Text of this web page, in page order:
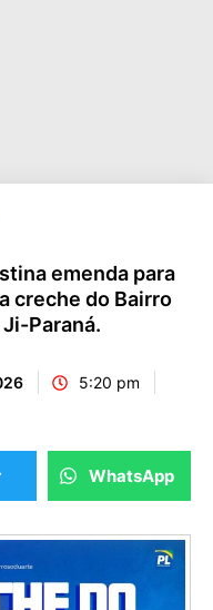
emenda para
creche do Bairro
Paraná.
5:20 pm
WhatsApp